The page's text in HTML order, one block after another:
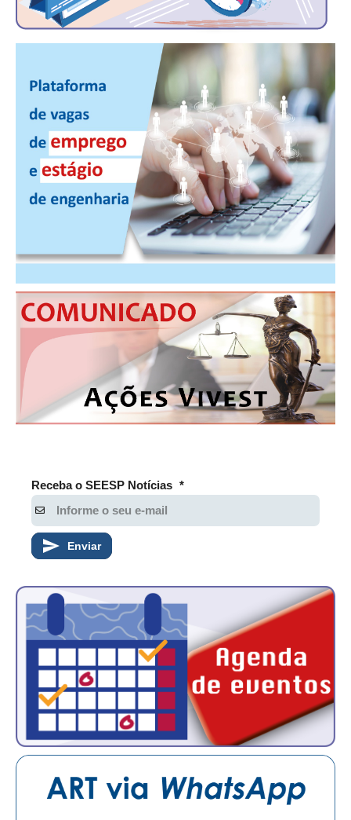
TRANSPARÊNCIA
CONSULTORIA
ACORDOS, CONVENÇÕES E DISSÍDIOS
CONTRIBUIÇÕES
CONTRIBUIÇÃO ASSISTENCIAL
CONTRIBUIÇÃO ASSOCIATIVA OU ANUIDADE DE SÓCIO
CONTRIBUIÇÃO SINDICAL URBANA
FGTS EXPURGOS
FGTS CORREÇÃO
LEI 4.950-A/1966 – PISO SALARIAL
RES 1.002/2002 – CÓDIGO DE ÉTICA
HOMOLOGAÇÕES
PISO SALARIAL
FIQUE POR DENTRO
OPORTUNIDADES
EMPREGO E ESTÁGIO
AUTÔNOMOS E SERVIÇOS
NEWSLETTER
Receba o SEESP Notícias *
Enviar